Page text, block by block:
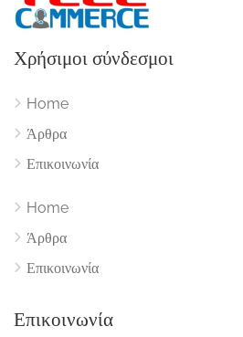
Χρήσιμοι σύνδεσμοι
Home
Άρθρα
Επικοινωνία
Home
Άρθρα
Επικοινωνία
Επικοινωνία